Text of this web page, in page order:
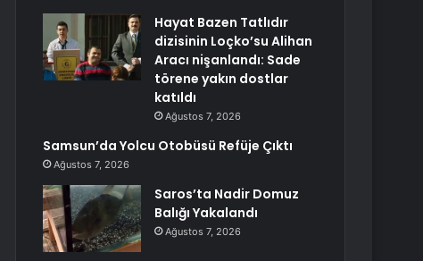
Hayat Bazen Tatlıdır
dizisinin Loçko’su Alihan
Aracı nişanlandı: Sade
törene yakın dostlar
katıldı
Ağustos 7, 2026
Samsun’da Yolcu Otobüsü Refüje Çıktı
Ağustos 7, 2026
Saros’ta Nadir Domuz
Balığı Yakalandı
Ağustos 7, 2026